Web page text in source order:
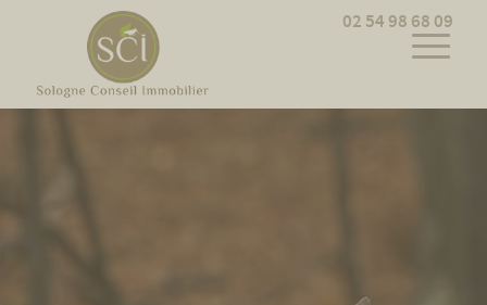
02 54 98 68 09
Cookies management panel